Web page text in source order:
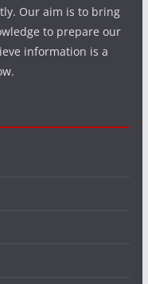
Our aim is to bring
to prepare our
information is a